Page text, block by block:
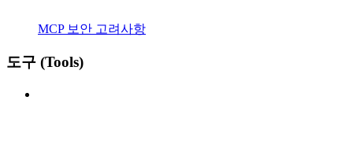
MCP 보안 고려사항
도구 (Tools)